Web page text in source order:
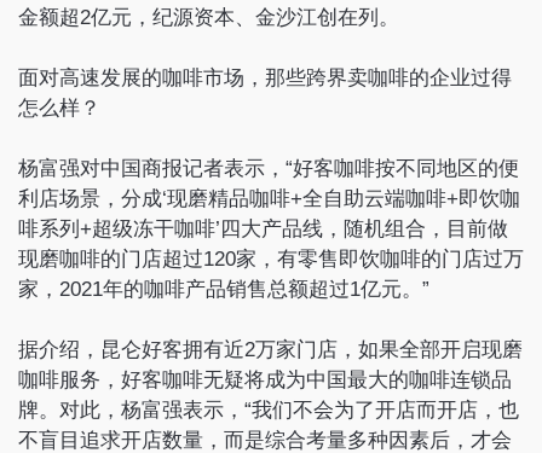
金额超2亿元，纪源资本、金沙江创在列。
面对高速发展的咖啡市场，那些跨界卖咖啡的企业过得
怎么样？
杨富强对中国商报记者表示，“好客咖啡按不同地区的便
利店场景，分成‘现磨精品咖啡+全自助云端咖啡+即饮咖
啡系列+超级冻干咖啡’四大产品线，随机组合，目前做
现磨咖啡的门店超过120家，有零售即饮咖啡的门店过万
家，2021年的咖啡产品销售总额超过1亿元。”
据介绍，昆仑好客拥有近2万家门店，如果全部开启现磨
咖啡服务，好客咖啡无疑将成为中国最大的咖啡连锁品
牌。对此，杨富强表示，“我们不会为了开店而开店，也
不盲目追求开店数量，而是综合考量多种因素后，才会